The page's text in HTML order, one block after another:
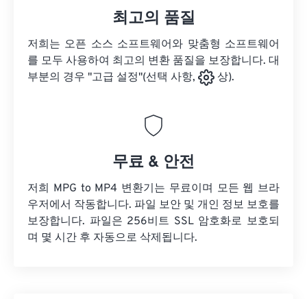
최고의 품질
저희는 오픈 소스 소프트웨어와 맞춤형 소프트웨어
를 모두 사용하여 최고의 변환 품질을 보장합니다. 대
부분의 경우 "고급 설정"(선택 사항,
상).
무료 & 안전
저희 MPG to MP4 변환기는 무료이며 모든 웹 브라
우저에서 작동합니다. 파일 보안 및 개인 정보 보호를
보장합니다. 파일은 256비트 SSL 암호화로 보호되
며 몇 시간 후 자동으로 삭제됩니다.